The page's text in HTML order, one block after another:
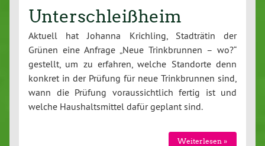
Unterschleißheim
Aktuell hat Johanna Krichling, Stadträtin der
Grünen eine Anfrage „Neue Trinkbrunnen – wo?“
gestellt, um zu erfahren, welche Standorte denn
konkret in der Prüfung für neue Trinkbrunnen sind,
wann die Prüfung voraussichtlich fertig ist und
welche Haushaltsmittel dafür geplant sind.
Weiterlesen »